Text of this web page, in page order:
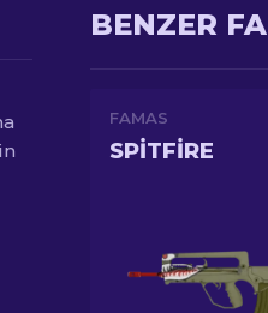
BENZER
FAMAS
SPITFIRE